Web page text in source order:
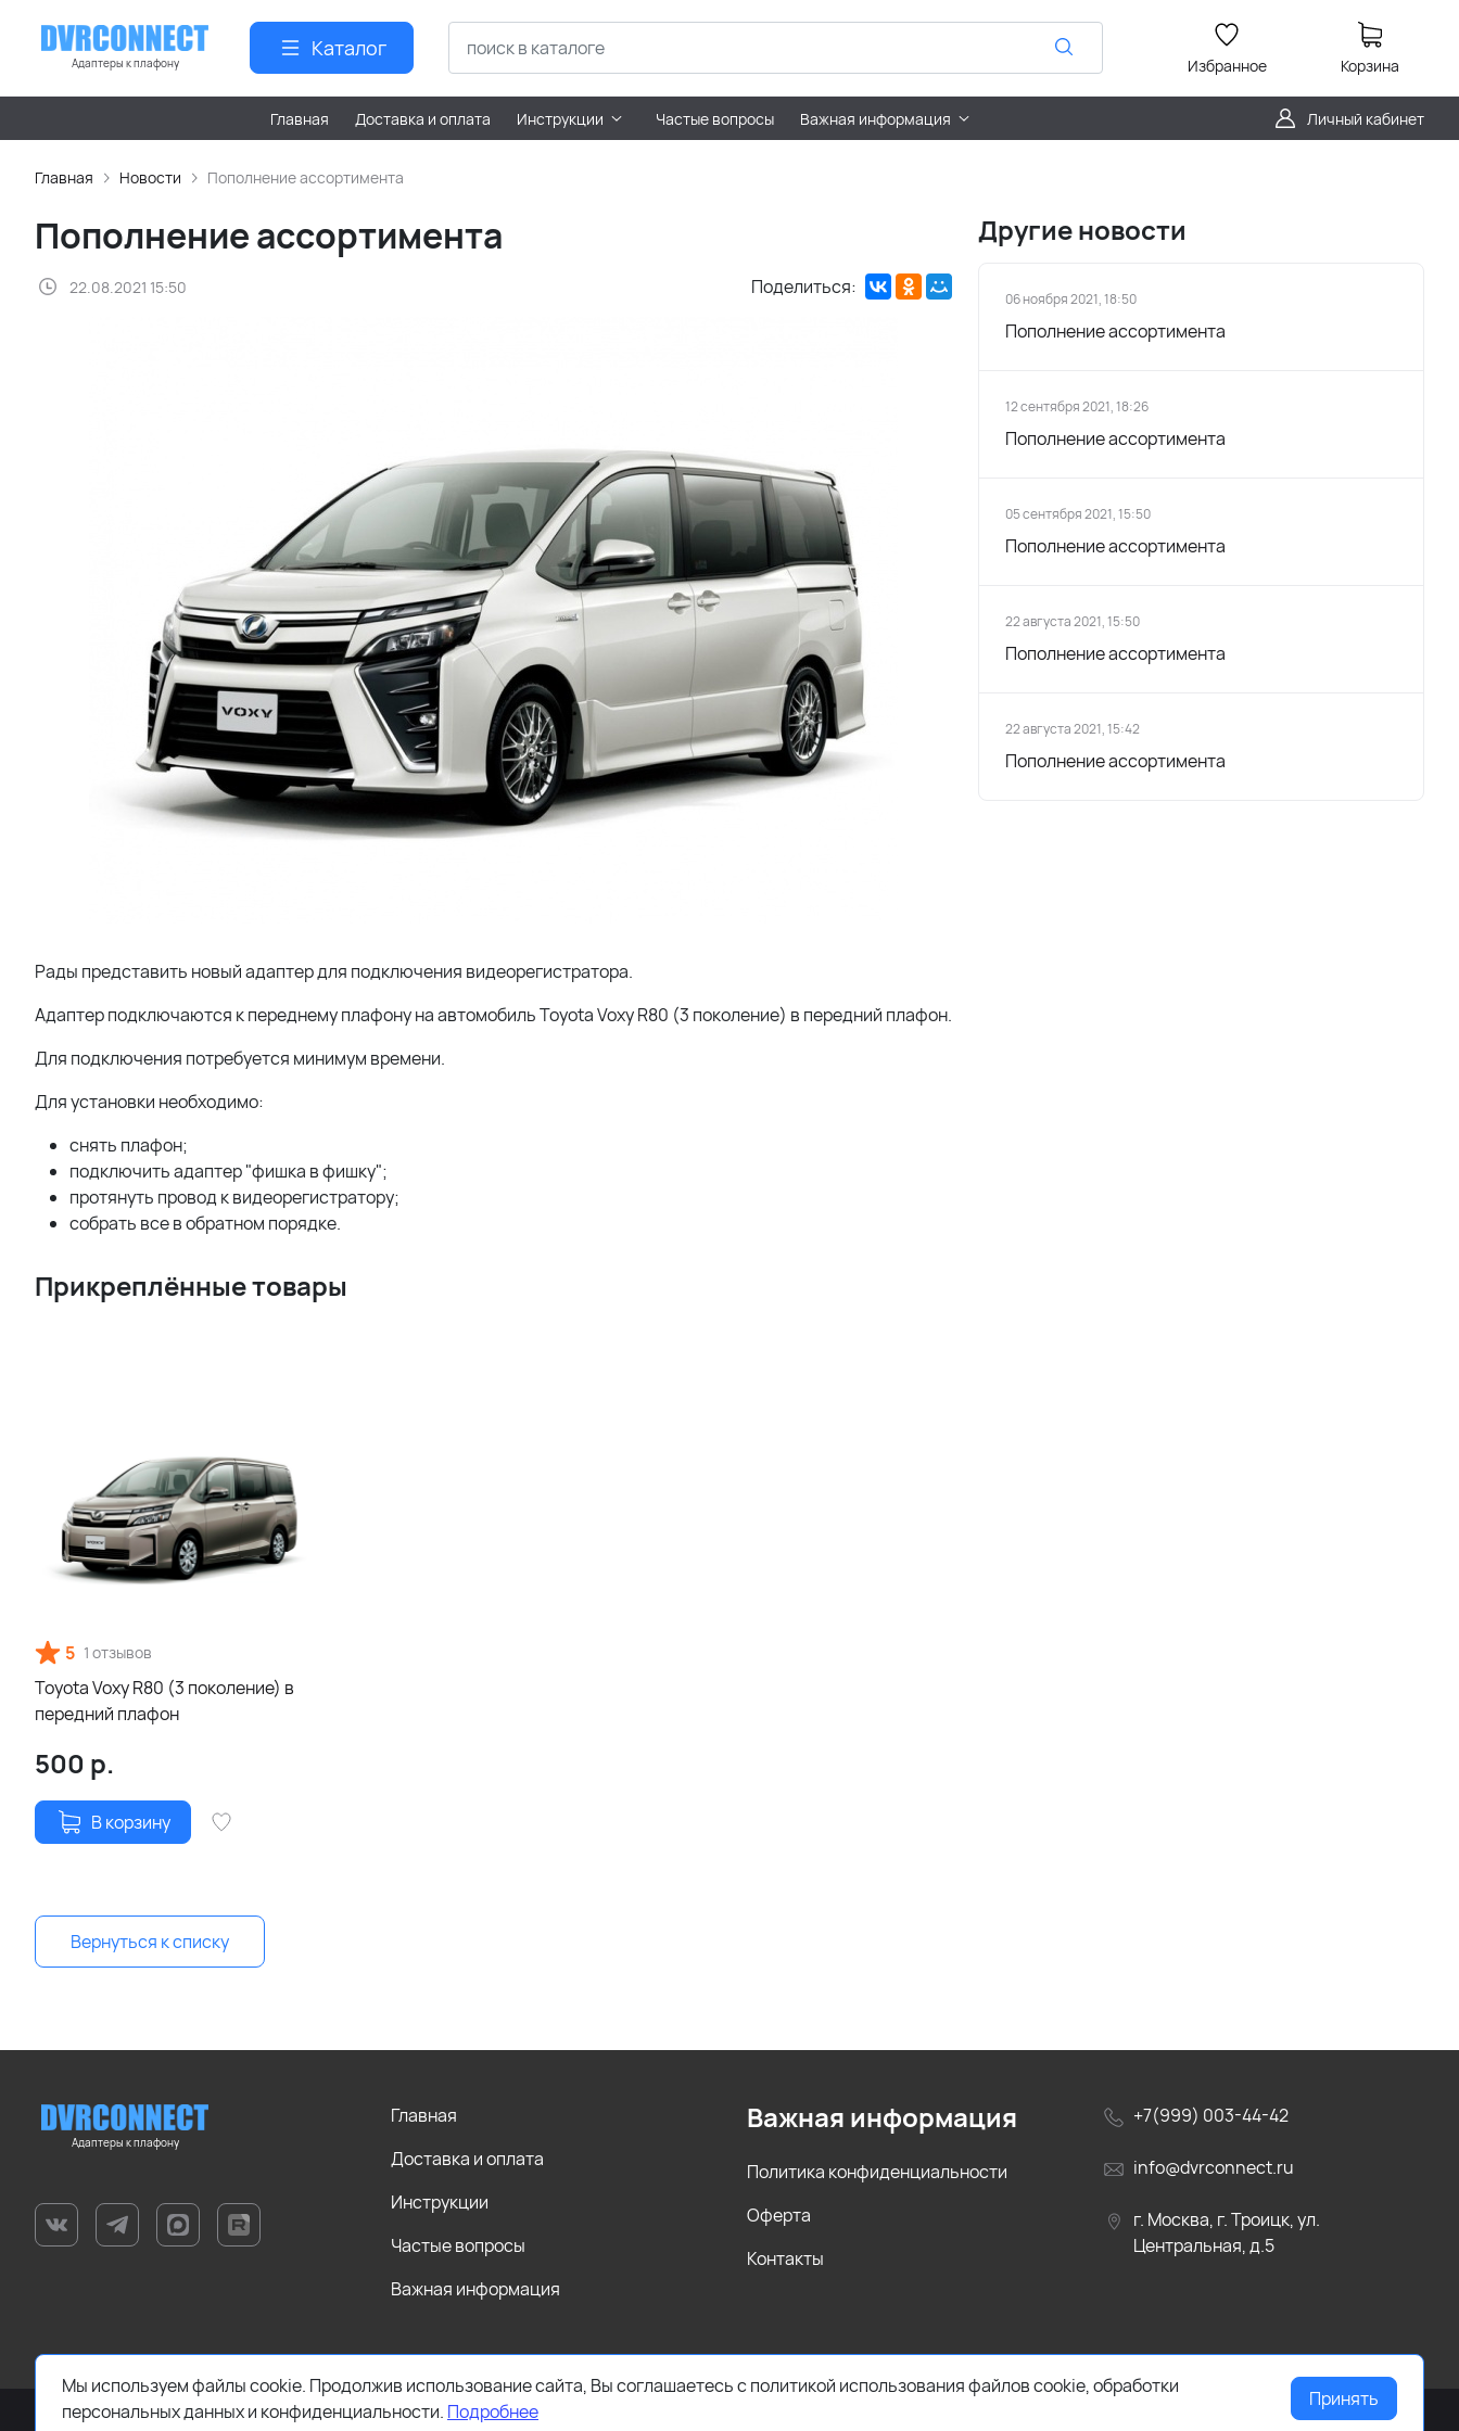
Адаптеры к плафону
Каталог
Избранное Корзина
Главная Доставка и оплата Инструкции Частые вопросы Важная информация Личный кабинет
Главная Новости Пополнение ассортимента
Пополнение ассортимента
22.08.2021 15:50 Поделиться:
Рады представить новый адаптер для подключения видеорегистратора.
Адаптер подключаются к переднему плафону на автомобиль Toyota Voxy R80 (3 поколение) в передний плафон.
Для подключения потребуется минимум времени.
Для установки необходимо:
снять плафон;
подключить адаптер "фишка в фишку";
протянуть провод к видеорегистратору;
собрать все в обратном порядке.
Прикреплённые товары
5 1 отзывов
Toyota Voxy R80 (3 поколение) в
передний плафон
500 р.
В корзину
Вернуться к списку
Другие новости
06 ноября 2021, 18:50
Пополнение ассортимента
12 сентября 2021, 18:26
Пополнение ассортимента
05 сентября 2021, 15:50
Пополнение ассортимента
22 августа 2021, 15:50
Пополнение ассортимента
22 августа 2021, 15:42
Пополнение ассортимента
Адаптеры к плафону
+7(999) 003-44-42
info@dvrconnect.ru
г. Москва, г. Троицк, ул.
Центральная, д.5
Главная
Доставка и оплата
Инструкции
Частые вопросы
Важная информация
Важная информация
Политика конфиденциальности
Оферта
Контакты
Мы используем файлы cookie. Продолжив использование сайта, Вы соглашаетесь с политикой использования файлов cookie, обработки
персональных данных и конфиденциальности. Подробнее
Принять